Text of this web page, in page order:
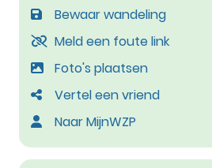
Bewaar wandeling
Meld een foute link
Foto's plaatsen
Vertel een vriend
Naar MijnWZP